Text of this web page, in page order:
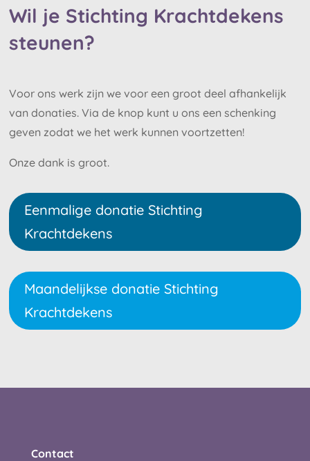
Wil je Stichting Krachtdekens
steunen?
Voor ons werk zijn we voor een groot deel afhankelijk
van donaties. Via de knop kunt u ons een schenking
geven zodat we het werk kunnen voortzetten!
Onze dank is groot.
Eenmalige donatie Stichting
Krachtdekens
Maandelijkse donatie Stichting
Krachtdekens
Contact